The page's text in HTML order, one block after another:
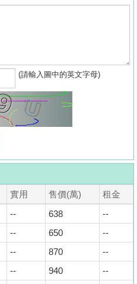
(請輸入圖中的英文字母)
實用 售價(萬)
租金
-- 638
--
-- 650
--
-- 870
--
-- 940 --